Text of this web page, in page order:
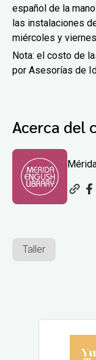
español de la
las instalaciones
miércoles y
Nota: el costo de
por Asesorías de
Acerca del
Taller